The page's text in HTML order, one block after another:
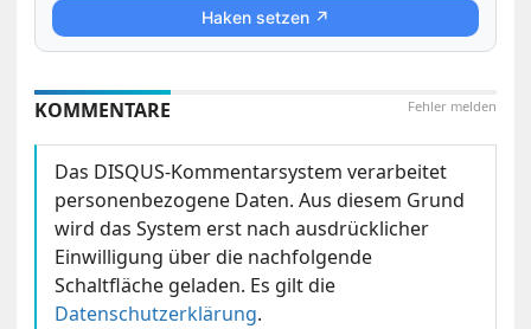
Haken setzen ↗
Fehler melden
KOMMENTARE
Das DISQUS-Kommentarsystem verarbeitet
personenbezogene Daten. Aus diesem Grund
wird das System erst nach ausdrücklicher
Einwilligung über die nachfolgende
Schaltfläche geladen. Es gilt die
Datenschutzerklärung.